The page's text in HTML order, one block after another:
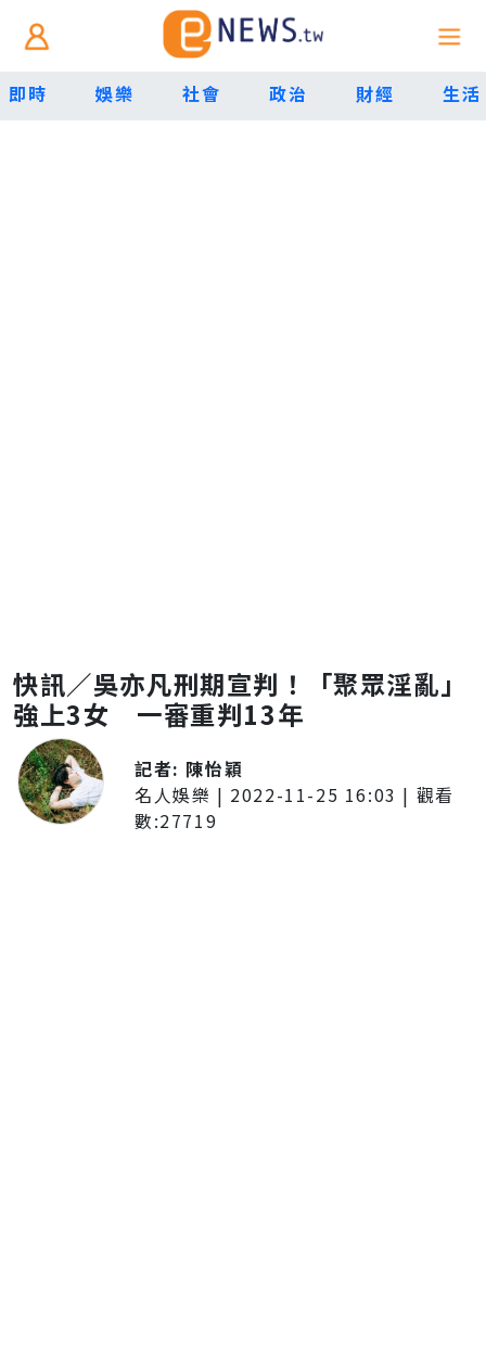
即時 娛樂 社會 政治 財經 生活
快訊／吳亦凡刑期宣判！「聚眾淫亂」
強上3女 一審重判13年
記者: 陳怡穎
名人娛樂 | 2022-11-25 16:03 | 觀看
數:27719